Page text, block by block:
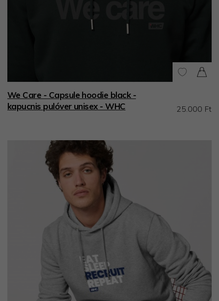
We Care - Capsule hoodie black -
kapucnis pulóver unisex - WHC
25.000 Ft